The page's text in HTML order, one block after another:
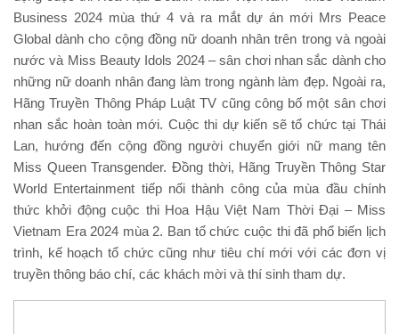
Business 2024 mùa thứ 4 và ra mắt dự án mới Mrs Peace
Global dành cho cộng đồng nữ doanh nhân trên trong và ngoài
nước và Miss Beauty Idols 2024 – sân chơi nhan sắc dành cho
những nữ doanh nhân đang làm trong ngành làm đẹp. Ngoài ra,
Hãng Truyền Thông Pháp Luật TV cũng công bố một sân chơi
nhan sắc hoàn toàn mới. Cuộc thi dự kiến sẽ tổ chức tại Thái
Lan, hướng đến cộng đồng người chuyển giới nữ mang tên
Miss Queen Transgender. Đồng thời, Hãng Truyền Thông Star
World Entertainment tiếp nối thành công của mùa đầu chính
thức khởi động cuộc thi Hoa Hậu Việt Nam Thời Đại – Miss
Vietnam Era 2024 mùa 2. Ban tổ chức cuộc thi đã phổ biến lịch
trình, kế hoạch tổ chức cũng như tiêu chí mới với các đơn vị
truyền thông báo chí, các khách mời và thí sinh tham dự.